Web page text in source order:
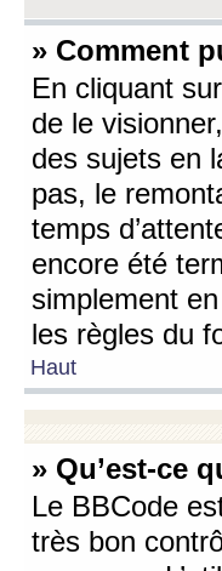
» Comment
En cliquant
de le
des sujets en
pas, le
temps
encore été
simplement
les règles du
Haut
» Qu’est-ce
Le BBCode
très bon